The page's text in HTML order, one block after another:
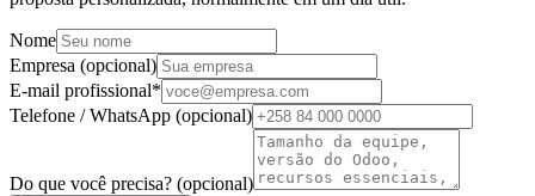
Nome
Empresa (opcional)
E-mail profissional*
Telefone / WhatsApp (opcional)
Do que você precisa? (opcional)